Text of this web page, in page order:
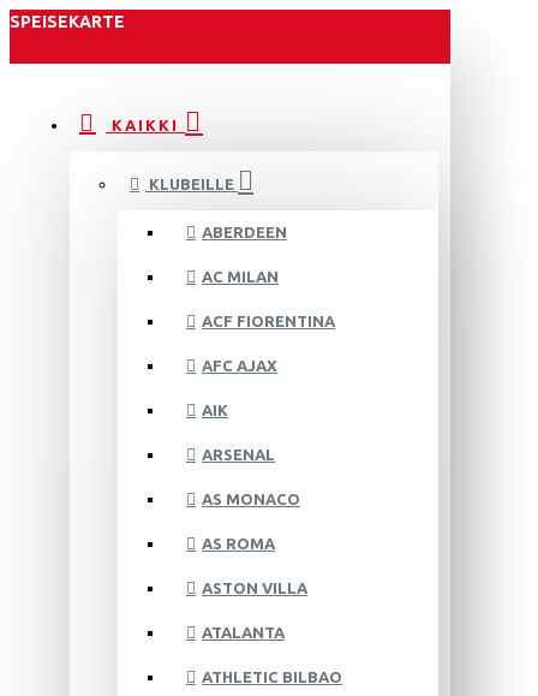
SPEISEKARTE
KAIKKI
KLUBEILLE
ABERDEEN
AC MILAN
ACF FIORENTINA
AFC AJAX
AIK
ARSENAL
AS MONACO
AS ROMA
ASTON VILLA
ATALANTA
ATHLETIC BILBAO